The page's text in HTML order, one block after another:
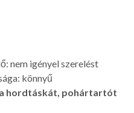
nem igényel szerelést
könnyű
hordtáskát, pohártartót